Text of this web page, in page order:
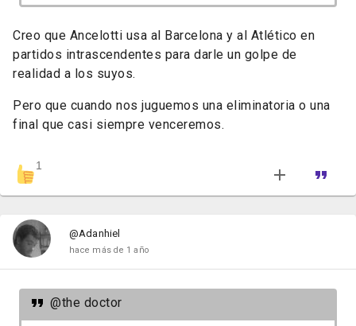
Creo que Ancelotti usa al Barcelona y al Atlético en
partidos intrascendentes para darle un golpe de
realidad a los suyos.
Pero que cuando nos juguemos una eliminatoria o una
final que casi siempre venceremos.
1
@Adanhiel
hace más de 1 año
@the doctor